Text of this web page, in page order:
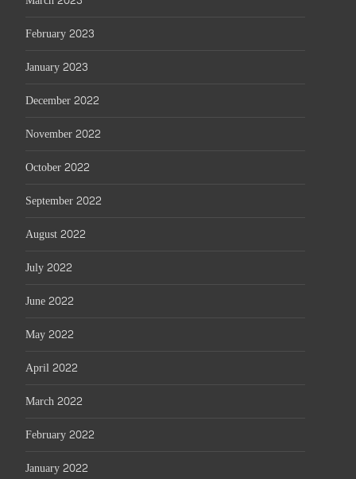
February 2023
January 2023
December 2022
November 2022
October 2022
September 2022
August 2022
July 2022
June 2022
May 2022
April 2022
March 2022
February 2022
January 2022